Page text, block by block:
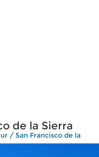
de la Sierra
/ San Francisco de la